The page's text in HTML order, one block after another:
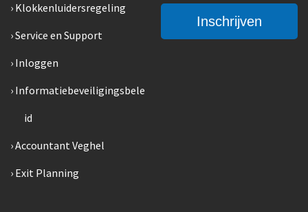
Klokkenluidersregeling
Service en Support
Inloggen
Informatiebeveiligingsbele
id
Accountant Veghel
Exit Planning